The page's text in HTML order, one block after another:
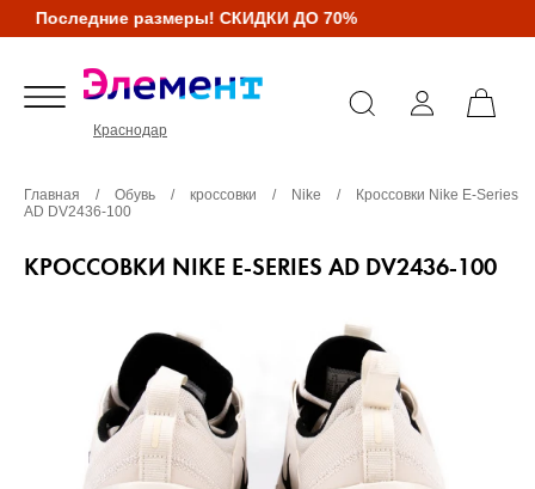
Последние размеры! СКИДКИ ДО 70%
Краснодар
Главная / Обувь / кроссовки / Nike /
Кроссовки Nike E-Series
AD DV2436-100
КРОССОВКИ NIKE E-SERIES AD DV2436-100